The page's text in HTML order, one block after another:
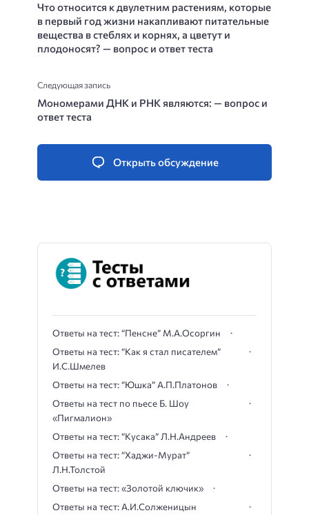
Что относится к двулетним растениям, которые
в первый год жизни накапливают питательные
вещества в стеблях и корнях, а цветут и
плодоносят? — вопрос и ответ теста
Следующая запись
Мономерами ДНК и РНК являются: — вопрос и
ответ теста
Открыть обсуждение
Ответы на тест: “Пенсне” М.А.Осоргин
Ответы на тест: “Как я стал писателем”
И.С.Шмелев
Ответы на тест: “Юшка” А.П.Платонов
Ответы на тест по пьесе Б. Шоу
«Пигмалион»
Ответы на тест: “Кусака” Л.Н.Андреев
Ответы на тест: “Хаджи-Мурат”
Л.Н.Толстой
Ответы на тест: «Золотой ключик»
Ответы на тест: А.И.Солженицын